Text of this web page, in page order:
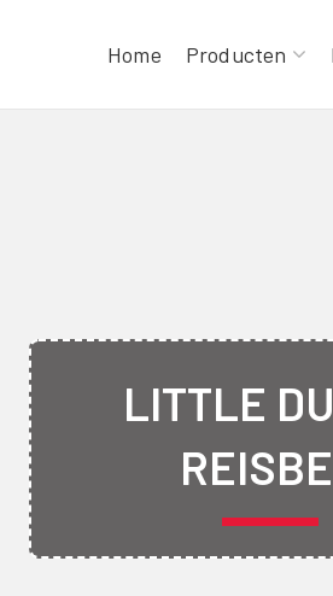
Home Producten
LITTLE